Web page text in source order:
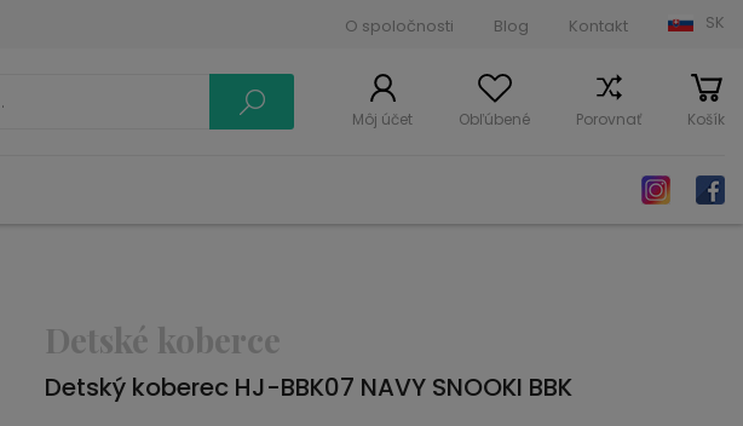
O spoločnosti Blog Kontakt SK
Môj účet Obľúbené Porovnať Košík
Detské koberce
Detský koberec HJ-BBK07 NAVY SNOOKI BBK